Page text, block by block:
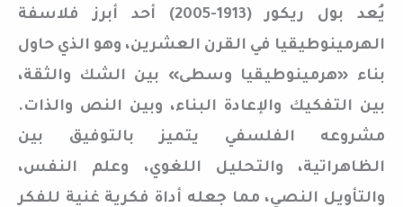
يُعد بول ريكور (1913-2005) أحد أبرز فلاسفة
الهرمينوطيقيا في القرن العشرين، وهو الذي حاول
بناء «هرمينوطيقيا وسطى» بين الشك والثقة،
بين التفكيك والإعادة البناء، وبين النص والذات.
مشروعه الفلسفي يتميز بالتوفيق بين
الظاهراتية، والتحليل اللغوي، وعلم النفس،
والتأويل النصي، مما جعله أداة فكرية غنية للفكر